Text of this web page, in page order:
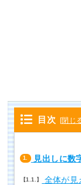
目次 [閉じ
1. 見出しに数
1.1. 全体が見